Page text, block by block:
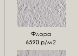
Флора
6590 р/м2